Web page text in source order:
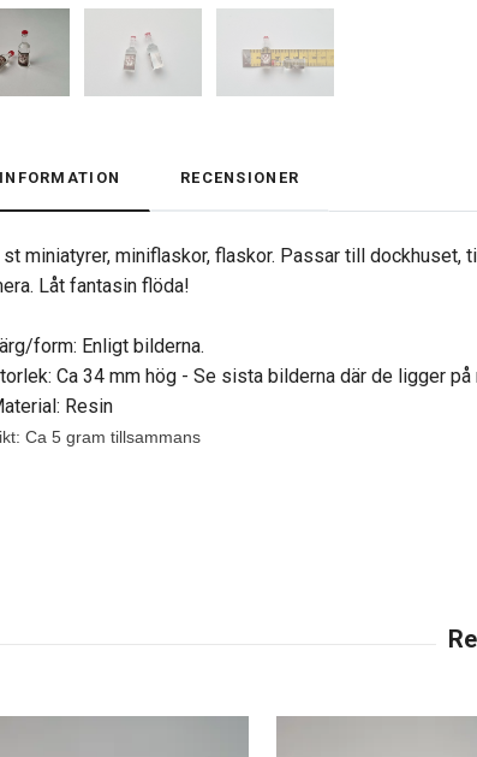
INFORMATION RECENSIONER
miniatyrer, miniflaskor, flaskor. Passar till
Låt fantasin flöda!
form: Enligt bilderna.
Ca 34 mm hög - Se sista bilderna där de ligger på
Resin
Ca 5 gram tillsammans